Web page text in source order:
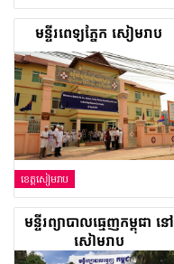
មន្ទីរពេទ្យភ្នែក សៀមរាប
ខេត្តសៀមរាប
មន្ទីរព្យាបាលធ្មេញកម្ពុជា នៅ
សៀមរាប